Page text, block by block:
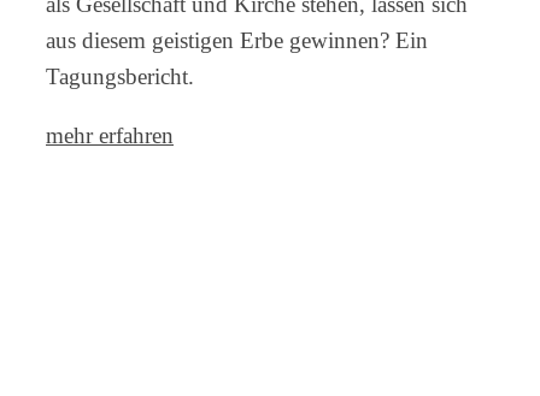
aus diesem geistigen Erbe gewinnen? Ein
Tagungsbericht.
mehr erfahren